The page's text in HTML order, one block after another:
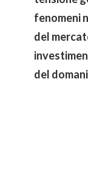
fenomeni
del
del